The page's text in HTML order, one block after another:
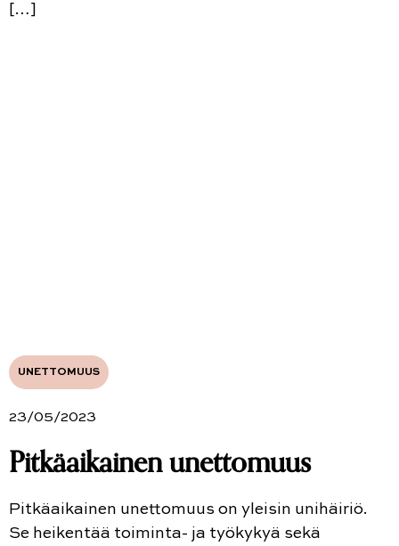
[…]
UNETTOMUUS
23/05/2023
Pitkäaikainen unettomuus
Pitkäaikainen unettomuus on yleisin unihäiriö.
Se heikentää toiminta- ja työkykyä sekä